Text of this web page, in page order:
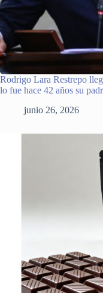
Rodrigo Lara Restrepo
lo fue hace 42 años su
junio 26, 2026